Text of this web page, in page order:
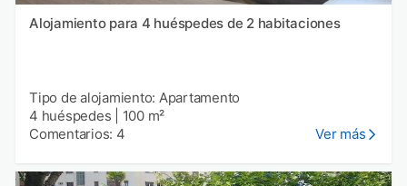
Alojamiento para 4 huéspedes de 2 habitaciones
Tipo de alojamiento: Apartamento
4 huéspedes
100 m²
Comentarios: 4
Ver más